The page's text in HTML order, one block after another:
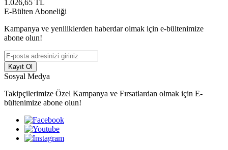
1.026,65 TL
E-Bülten Aboneliği
Kampanya ve yeniliklerden haberdar olmak için e-bültenimize
abone olun!
Kayıt Ol
Sosyal Medya
Takipçilerimize Özel Kampanya ve Fırsatlardan olmak için E-
bültenimize abone olun!